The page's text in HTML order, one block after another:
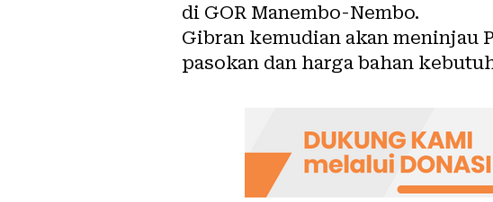
di GOR Manembo-Nembo.
Gibran kemudian akan meninjau
pasokan dan harga bahan